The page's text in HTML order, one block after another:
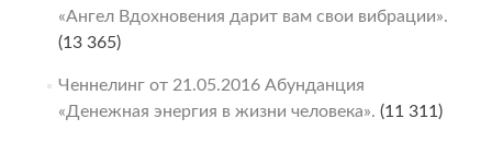
«Ангел Вдохновения дарит вам свои вибрации».
(13 365)
Ченнелинг от 21.05.2016 Абунданция
«Денежная энергия в жизни человека». (11 311)